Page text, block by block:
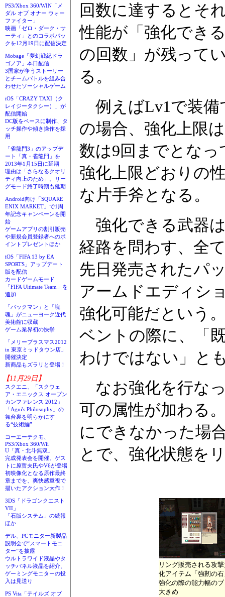
PS3/Xbox 360/WIN「メ
ダル オブ オナー ウォー
ファイター」
映画「ゼロ・ダーク・サ
ーティ」とのコラボパッ
クを12月19日に配信決定
Mobage「夢幻戦紀ドラ
ゴノア」本日配信
3国家が争うストーリー
とチームバトルを組み合
わせたソーシャルゲーム
iOS「CRAZY TAXI（ク
レイジータクシー）」が
配信開始
DC版をベースに制作、タ
ッチ操作や傾き操作を採
用
「雀龍門3」のアップデ
ート「真・雀龍門」を
2013年1月15日に延期
理由は「さらなるクオリ
ティ向上のため」。リー
グモード終了時期も延期
Android向け「SQUARE
ENIX MARKET」で1周
年記念キャンペーンを開
始
ゲームアプリの割引販売
や新規会員登録者へのポ
イントプレゼントほか
iOS「FIFA 13 by EA
SPORTS」アップデート
版を配信
カードゲームモード
「FIFA Ultimate Team」を
追加
「パックマン」と「塊
魂」がニューヨーク近代
美術館に収蔵
ゲーム業界初の快挙
「メリープラスマス2012
in 東京ミッドタウン店」
開催決定
新商品もズラリと登場！
【11月29日】
スクエニ、「スクウェ
ア・エニックス オープン
カンファレンス 2012」
「Agni's Philosophy」の
舞台裏を明らかにす
る“技術編”
コーエーテクモ、
PS3/Xbox 360/Wii
U「真・北斗無双」
完成発表会を開催。ゲス
トに原哲夫氏やV6が登場
初映像化となる原作最終
章までを、爽快感重視で
描いたアクション大作！
3DS「ドラゴンクエスト
VII」
「石版システム」の続報
ほか
デル、PCモニター新製品
説明会で“スマートモニ
ター”を披露
ウルトラワイド液晶やタ
ッチパネル液晶を紹介、
ゲーミングモニターの投
入は見送り
PS Vita「テイルズ オブ
回数に達するとそ
性能が「強化でき
の回数」が残って
る。
例えばLv1で装備
の場合、強化上限
数は9回までとな
強化上限どおりの
な片手斧となる。
強化できる武器
経路を問わす、全
先日発売されたパ
アームドエディシ
強化可能だという
ベントの際に、「
わけではない」と
なお強化を行な
可の属性が加わる
にできなかった場
とで、強化状態を
リング販売される攻
化アイテム「強靭の
強化の際の能力幅の
大きめ